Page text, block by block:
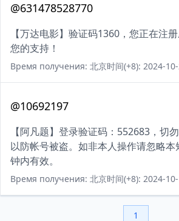
@631478528770
【万达电影】验证码1360，您正在注
您的支持！
Время получения: 北京时间(+8): 2024-
@10692197
【阿凡题】登录验证码：552683，切
以防帐号被盗。如非本人操作请忽略
钟内有效。
Время получения: 北京时间(+8): 2024-
1